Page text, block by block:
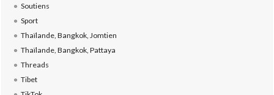
Soutiens
Sport
Thaïlande, Bangkok, Jomtien
Thaïlande, Bangkok, Pattaya
Threads
Tibet